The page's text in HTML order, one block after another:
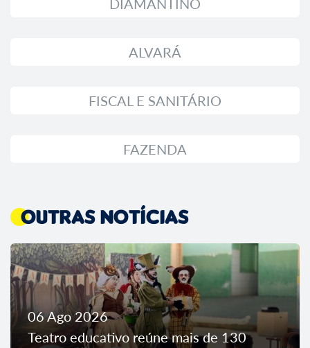
DIAMANTINO
ALVARÁ
FISCAL E SANITÁRIO
FAZENDA
Outras Notícias
06 Ago 2026
Teatro educativo reúne mais de 130